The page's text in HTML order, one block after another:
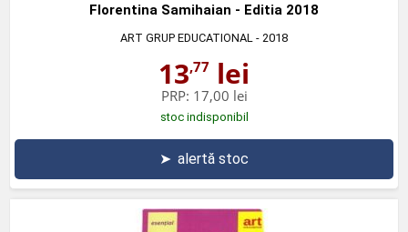
Florentina Samihaian - Editia 2018
ART GRUP EDUCATIONAL - 2018
13,77 lei
PRP: 17,00 lei
stoc indisponibil
➤ alertă stoc